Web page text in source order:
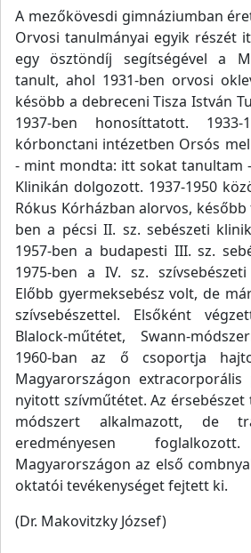
A mezőkövesdi gimnáziumban
Orvosi tanulmányai egyik részét
egy ösztöndíj segítségével a
tanult, ahol 1931-ben orvosi
késöbb a debreceni Tisza István
1937-ben honosíttatott.
kórbonctani intézetben Orsós
- mint mondta: itt sokat tanultam
Klinikán dolgozott. 1937-1950
Rókus Kórházban alorvos,
ben a pécsi II. sz. sebészeti
1957-ben a budapesti III. sz.
1975-ben a IV. sz.
Előbb gyermeksebész volt, de
szívsebészettel. Elsőként
Blalock-műtétet, Swann-
1960-ban az ő csoportja
Magyarországon
nyitott szívműtétet. Az
módszert alkalmazott, de
eredményesen
Magyarországon az első
oktatói tevékenységet fejtett ki.
(Dr. Makovitzky József)